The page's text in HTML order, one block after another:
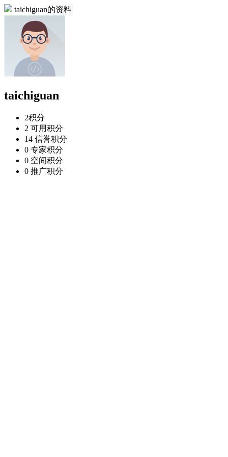
taichiguan的资料
taichiguan
2积分
2 可用积分
14 信誉积分
0 专家积分
0 空间积分
0 推广积分